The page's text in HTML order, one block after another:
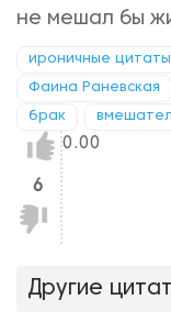
не мешал бы
ироничные цитаты
Фаина Раневская
брак
Нравится!
6
Не
нравится!
0.00
Другие